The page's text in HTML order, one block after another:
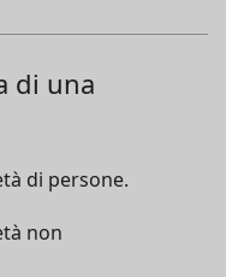
di una
di persone.
non